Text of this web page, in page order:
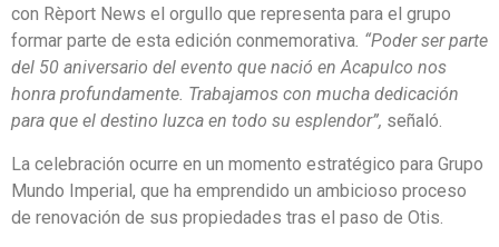
con Rèport News el orgullo que representa para el grupo
formar parte de esta edición conmemorativa. “Poder ser parte
del 50 aniversario del evento que nació en Acapulco nos
honra profundamente. Trabajamos con mucha dedicación
para que el destino luzca en todo su esplendor”, señaló.
La celebración ocurre en un momento estratégico para Grupo
Mundo Imperial, que ha emprendido un ambicioso proceso
de renovación de sus propiedades tras el paso de Otis.